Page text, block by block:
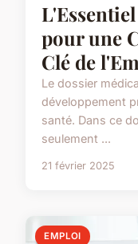
pour une
Clé de
Le dossier
développement
santé. Dans ce
seulement ...
21 février 2025
EMPLOI